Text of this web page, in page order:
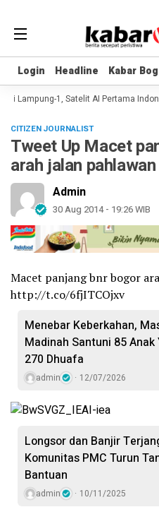
Login Headline Kabar
Login Headline Kabar
Lampung-1, Satelit AI Pertama
CITIZEN JOURNALIST
Tweet Up Macet
arah jalan
Admin
30 Aug 2014 - 19:26 WIB
Macet panjang bnr bogor
http://t.co/6fjITCOjxv
Menebar Keberkahan,
Madinah Santuni 85 Anak
270 Dhuafa
admin 12/07/2026
Longsor dan Banjir
Komunitas PMC Turun
Bantuan
admin 10/11/2025